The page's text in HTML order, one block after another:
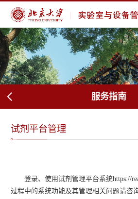
服务指南
试剂平台管理
登录、使用试剂管理平台系统https://
过程中的系统功能及其管理相关问题请咨